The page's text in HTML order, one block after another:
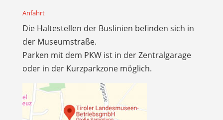
Anfahrt
Die Haltestellen der Buslinien befinden sich in
der Museumstraße.
Parken mit dem PKW ist in der Zentralgarage
oder in der Kurzparkzone möglich.